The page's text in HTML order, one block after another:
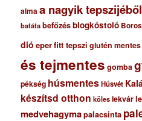
almaa nagyik
batáta befőzésblogkóstoló
dió eperfitt tepszi glutén mentes
és tejmentes gomba
pékség húsmentesHúsvét
készítsd otthon köles lekvár
medvehagymapalacsinta